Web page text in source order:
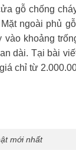
gỗ chống
ngoài phủ
khoảng
dài. Tại bài
chỉ từ
mới nhất